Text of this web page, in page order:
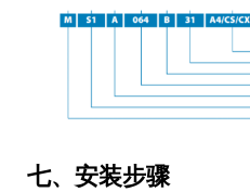
七、安装步骤